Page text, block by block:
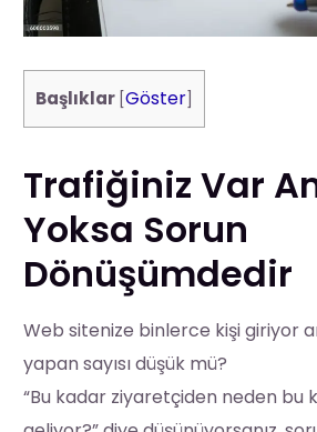
Başlıklar [Göster
Trafiğiniz Var
Yoksa Sorun
Dönüşümdedir
Web sitenize binlerce kişi giriyor
yapan sayısı düşük mü?
“Bu kadar ziyaretçiden neden bu